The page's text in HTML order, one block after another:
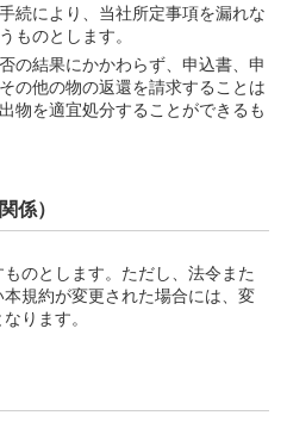
れた場合の本会員の責任）
本人認証サービスが利用され
情報の登録と管理）
届出義務等）
の申告）
外国政府等における重要な公
為等の禁止）
への登録）
続により、当社所定事項を漏れな
ものとします。
の結果にかかわらず、申込書、申
の他の物の返還を請求することは
物を適宜処分することができるも
係）
のとします。ただし、法令また
規約が変更された場合には、変
ります。